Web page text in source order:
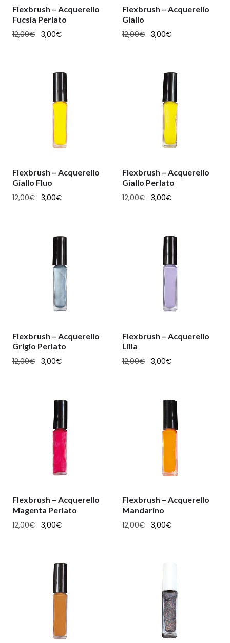
Flexbrush – Acquerello
Fucsia Perlato
12,00€ 3,00€
Flexbrush – Acquerello
Giallo
12,00€ 3,00€
Flexbrush – Acquerello
Giallo Fluo
12,00€ 3,00€
Flexbrush – Acquerello
Giallo Perlato
12,00€ 3,00€
Flexbrush – Acquerello
Grigio Perlato
12,00€ 3,00€
Flexbrush – Acquerello
Lilla
12,00€ 3,00€
Flexbrush – Acquerello
Magenta Perlato
12,00€ 3,00€
Flexbrush – Acquerello
Mandarino
12,00€ 3,00€